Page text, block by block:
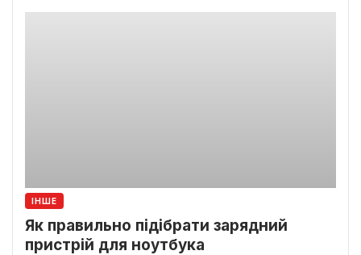
ІНШЕ
Як правильно підібрати зарядний
пристрій для ноутбука